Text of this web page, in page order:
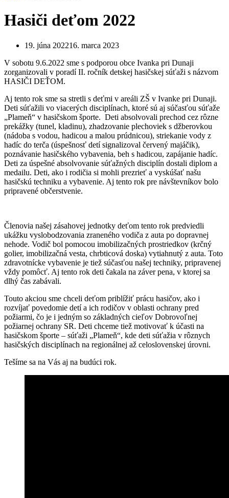
Hasiči deťom 2022
19. júna 202216. marca 2023
V sobotu 9.6.2022 sme s podporou obce Ivanka pri Dunaji
zorganizovali v poradí II. ročník detskej hasičskej súťaži s názvom
HASIČI DEŤOM.
Aj tento rok sme sa stretli s deťmi v areáli ZŠ v Ivanke pri Dunaji.
Deti súťažili vo viacerých disciplínach, ktoré sú aj súčasťou súťaže
„Plameň“ v hasičskom športe. Deti absolvovali prechod cez rôzne
prekážky (tunel, kladinu), zhadzovanie plechoviek s džberovkou
(nádoba s vodou, hadicou a malou prúdnicou), striekanie vody z
hadíc do terča (úspešnosť detí signalizoval červený majáčik),
poznávanie hasičského vybavenia, beh s hadicou, zapájanie hadíc.
Deti za úspešné absolvovanie súťažných disciplín dostali diplom a
medailu. Deti, ako i rodičia si mohli prezrieť a vyskúšať našu
hasičskú techniku a vybavenie. Aj tento rok pre návštevníkov bolo
pripravené občerstvenie.
Členovia našej zásahovej jednotky deťom tento rok predviedli
ukážku vyslobodzovania zraneného vodiča z auta po dopravnej
nehode. Vodič bol pomocou imobilizačných prostriedkov (krčný
golier, imobilizačná vesta, chrbticová doska) vytiahnutý z auta. Toto
zdravotnícke vybavenie je tiež súčasťou našej techniky, pripravenej
vždy pomôcť. Aj tento rok deti čakala na záver pena, v ktorej sa
dlhý čas zabávali.
Touto akciou sme chceli deťom priblížiť prácu hasičov, ako i
rozvíjať povedomie detí a ich rodičov v oblasti ochrany pred
požiarmi, čo je i jedným so základných cieľov Dobrovoľnej
požiarnej ochrany SR. Deti chceme tiež motivovať k účasti na
hasičskom športe – súťaži „Plameň“, kde deti súťažia v rôznych
hasičských disciplínach na regionálnej až celoslovenskej úrovni.
Tešíme sa na Vás aj na budúci rok.